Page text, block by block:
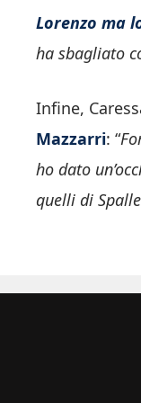
Lorenzo ma
ha sbagliato
Infine,
Mazzarri: “
ho dato
quelli di